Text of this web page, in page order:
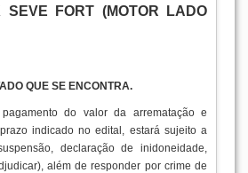
SEVE FORT (MOTOR LADO
QUE SE ENCONTRA.
do valor da arrematação e
indicado no edital, estará sujeito a
declaração de inidoneidade,
além de responder por crime de